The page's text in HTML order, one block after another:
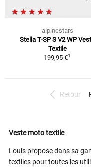
alpinestars
Stella T-SP S V2 WP
Textile
199,95 €1
Retour
Veste moto textile
Louis propose dans sa
textiles pour toutes les